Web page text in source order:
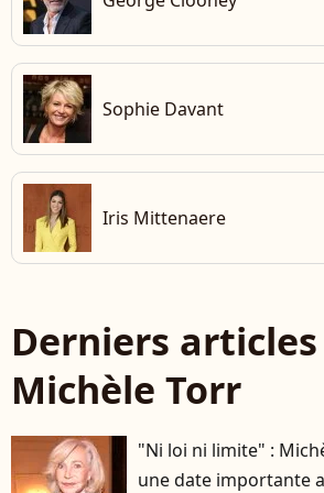
Sophie Davant
Iris Mittenaere
Derniers
Michèle Torr
"Ni loi ni limite" :
une date importante